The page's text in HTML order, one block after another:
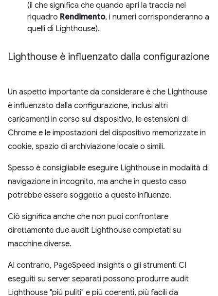
(il che significa che quando apri la traccia nel
riquadro Rendimento, i numeri corrisponderanno a
quelli di Lighthouse).
Lighthouse è influenzato dalla configurazione
Un aspetto importante da considerare è che Lighthouse
è influenzato dalla configurazione, inclusi altri
caricamenti in corso sul dispositivo, le estensioni di
Chrome e le impostazioni del dispositivo memorizzate in
cookie, spazio di archiviazione locale o simili.
Spesso è consigliabile eseguire Lighthouse in modalità di
navigazione in incognito, ma anche in questo caso
potrebbe essere soggetto a queste influenze.
Ciò significa anche che non puoi confrontare
direttamente due audit Lighthouse completati su
macchine diverse.
Al contrario, PageSpeed Insights o gli strumenti CI
eseguiti su server separati possono produrre audit
Lighthouse "più puliti" e più coerenti, più facili da